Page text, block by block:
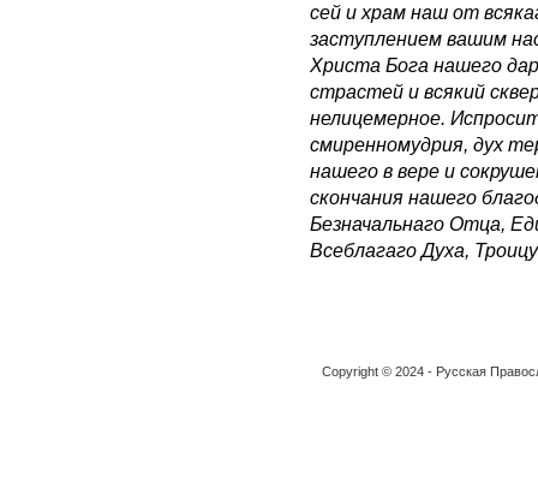
сей и храм наш от
заступлением вашим
Христа Бога нашего
страстей и всякий
нелицемерное.
смиренномудрия, дух
нашего в вере и
скончания нашего
Безначальнаго Отца,
Всеблагаго Духа,
Copyright © 2024 - Русская